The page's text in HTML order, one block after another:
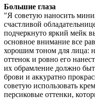
Большие глаза
"Я советую наносить
счастливой
подчеркнуто яркий мейк
основное внимание все
хорошим тоном для лица:
оттенок и ровно его
их обрамление должно
брови и аккуратно
советую использовать
персиковые оттенки,